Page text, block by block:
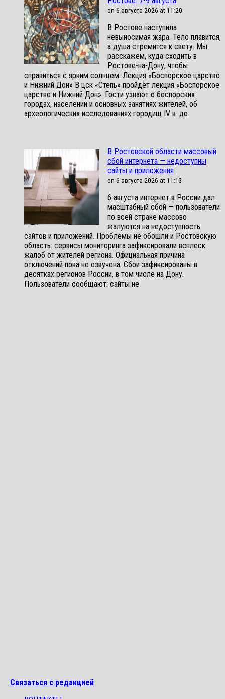
on 6 августа 2026 at 11:20
В Ростове наступила
невыносимая жара. Тело плавится,
а душа стремится к свету. Мы
расскажем, куда сходить в
Ростове-на-Дону, чтобы
справиться с ярким солнцем. Лекция «Боспорское царство
и Нижний Дон» В цск «Степь» пройдёт лекция «Боспорское
царство и Нижний Дон». Гости узнают о боспорских
городах, населении и основных занятиях жителей, об
археологических исследованиях городищ IV в. до
В Ростовской области массовый
сбой интернета — недоступны
сайты и приложения
on 6 августа 2026 at 11:13
6 августа интернет в России дал
масштабный сбой — пользователи
по всей стране массово
жалуются на недоступность
сайтов и приложений. Проблемы не обошли и Ростовскую
область: сервисы мониторинга зафиксировали всплеск
жалоб от жителей региона. Официальная причина
отключений пока не озвучена. Сбои зафиксированы в
десятках регионов России, в том числе на Дону.
Пользователи сообщают: сайты не
Связаться с редакцией